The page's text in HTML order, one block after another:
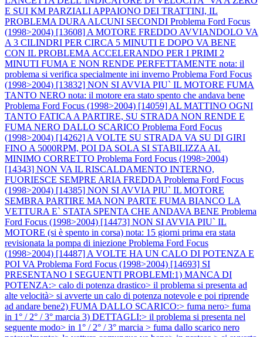
E SUI KM PARZIALI APPAIONO DEI TRATTINI, IL
PROBLEMA DURA ALCUNI SECONDI Problema Ford Focus
(1998>2004) [13608] A MOTORE FREDDO AVVIANDOLO VA
A 3 CILINDRI PER CIRCA 5 MINUTI E DOPO VA BENE
CON IL PROBLEMA ACCELERANDO PER I PRIMI 2
MINUTI FUMA E NON RENDE PERFETTAMENTE nota: il
problema si verifica specialmente ini inverno Problema Ford Focus
(1998>2004) [13832] NON SI AVVIA PIU` IL MOTORE FUMA
TANTO NERO nota: il motore era stato spento che andava bene
Problema Ford Focus (1998>2004) [14059] AL MATTINO OGNI
TANTO FATICA A PARTIRE, SU STRADA NON RENDE E
FUMA NERO DALLO SCARICO Problema Ford Focus
(1998>2004) [14262] A VOLTE SU STRADA VA SU DI GIRI
FINO A 5000RPM, POI DA SOLA SI STABILIZZA AL
MINIMO CORRETTO Problema Ford Focus (1998>2004)
[14343] NON VA IL RISCALDAMENTO INTERNO,
FUORIESCE SEMPRE ARIA FREDDA Problema Ford Focus
(1998>2004) [14385] NON SI AVVIA PIU` IL MOTORE
SEMBRA PARTIRE MA NON PARTE FUMA BIANCO LA
VETTURA E` STATA SPENTA CHE ANDAVA BENE Problema
Ford Focus (1998>2004) [14473] NON SI AVVIA PIU` IL
MOTORE (si è spento in corsa) nota: 15 giorni prima era stata
revisionata la pompa di iniezione Problema Ford Focus
(1998>2004) [14487] A VOLTE HA UN CALO DI POTENZA E
POI VA Problema Ford Focus (1998>2004) [14693] SI
PRESENTANO I SEGUENTI PROBLEMI:1) MANCA DI
POTENZA:> calo di potenza drastico> il problema si presenta ad
alte velocità> si avverte un calo di potenza notevole e poi riprende
ad andare bene2) FUMA DALLO SCARICO:> fuma nero> fuma
in 1° / 2° / 3° marcia 3) DETTAGLI:> il problema si presenta nel
seguente modo> in 1° / 2° / 3° marcia > fuma dallo scarico nero